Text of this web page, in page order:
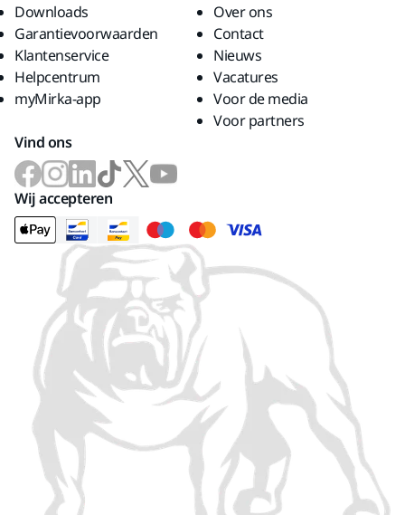
Downloads
Garantievoorwaarden
Klantenservice
Helpcentrum
myMirka-app
Over ons
Contact
Nieuws
Vacatures
Voor de media
Voor partners
Vind ons
Wij accepteren